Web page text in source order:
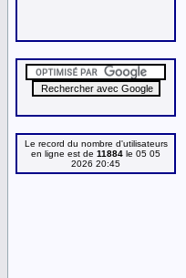
Le record du nombre d'utilisateurs
en ligne est de 11884 le 05 05
2026 20:45